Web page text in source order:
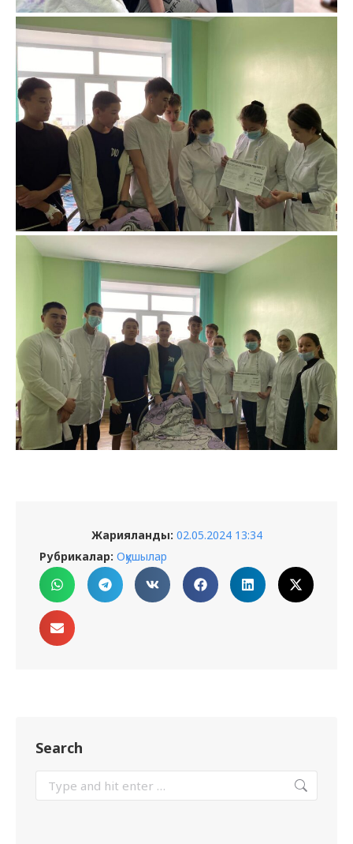
Жарияланды: 02.05.2024 13:34
Рубрикалар: Оқушылар
Search